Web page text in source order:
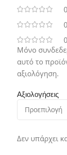
0
0
0
Αξιολογήσεις
Δεν υπάρχει
Μόνο
αυτό το
αξιολόγηση.